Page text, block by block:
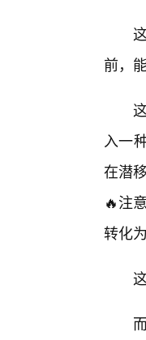
前，
入一
在潜
🔥注
转化